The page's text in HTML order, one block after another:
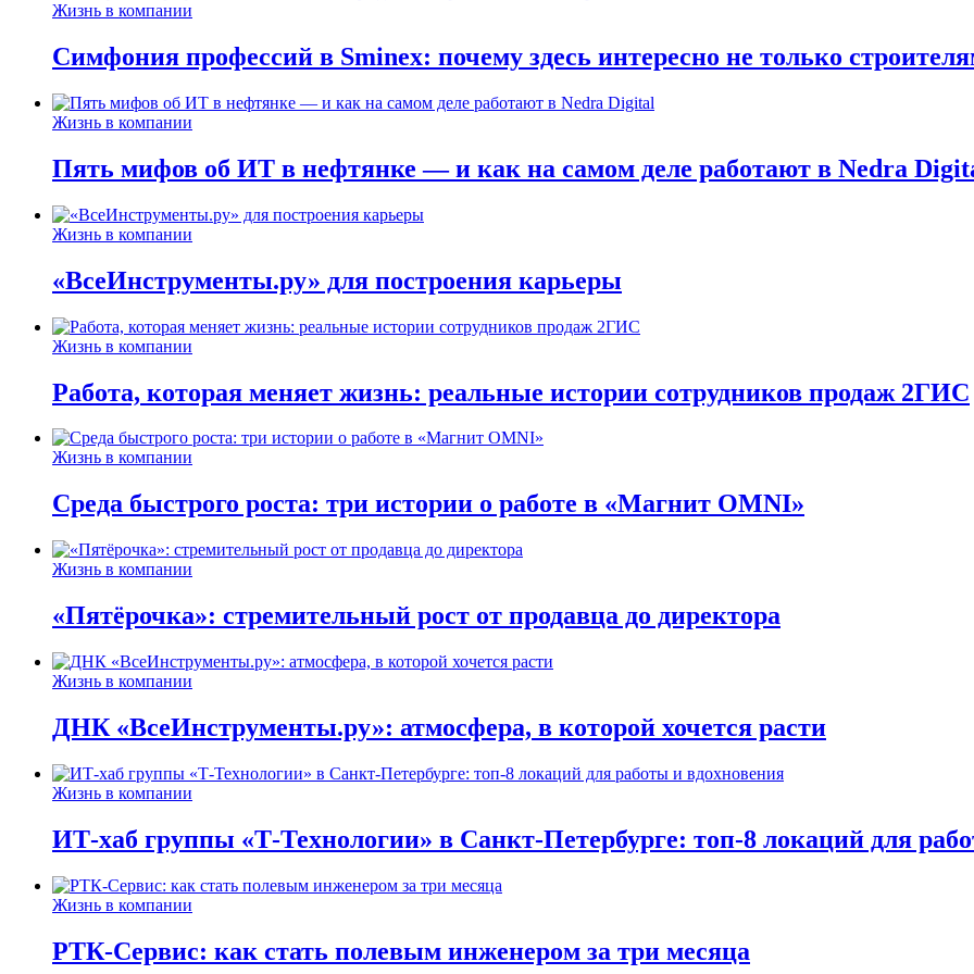
Жизнь в компании
Симфония профессий в Sminex: почему здесь интересно не только
Жизнь в компании
Пять мифов об ИТ в нефтянке — и как на самом деле работают в Nedra
Жизнь в компании
«ВсеИнструменты.ру» для построения карьеры
Жизнь в компании
Работа, которая меняет жизнь: реальные истории сотрудников продаж 2ГИС
Жизнь в компании
Среда быстрого роста: три истории о работе в «Магнит OMNI»
Жизнь в компании
«Пятёрочка»: стремительный рост от продавца до директора
Жизнь в компании
ДНК «ВсеИнструменты.ру»: атмосфера, в которой хочется расти
Жизнь в компании
ИТ-хаб группы «Т-Технологии» в Санкт-Петербурге: топ-8 локаций для
Жизнь в компании
РТК-Сервис: как стать полевым инженером за три месяца